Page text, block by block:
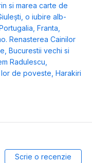
si marea carte de
o iubire alb-
Franta,
Renasterea Cainilor
Bucurestii vechi si
Radulescu
lor de poveste Harakiri
Scrie o recenzie